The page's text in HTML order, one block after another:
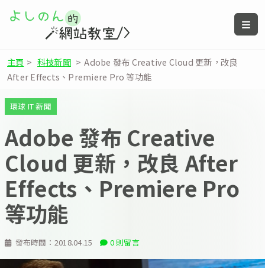
主頁 > 科技新聞 > Adobe 發布 Creative Cloud 更新，改良
After Effects、Premiere Pro 等功能
發布時間： 2018.04.15 0 則留言
環球 IT 新聞
Adobe 發布 Creative
Cloud 更新，改良 After
Effects、Premiere Pro
等功能